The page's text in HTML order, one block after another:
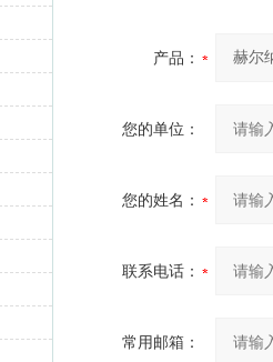
产品：
您的单位：
您的姓名：
联系电话：
常用邮箱：